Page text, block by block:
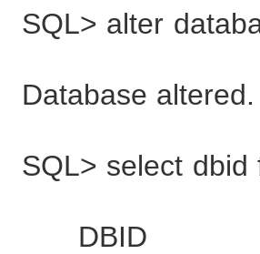
SQL> alter
Database altered.
SQL> select
DBID